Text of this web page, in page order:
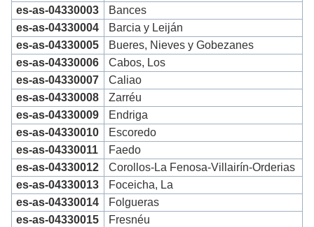
es-as-04330003
Bances
es-as-04330004
Barcia y Leiján
es-as-04330005
Bueres, Nieves y Gobezanes
es-as-04330006
Cabos, Los
es-as-04330007
Caliao
es-as-04330008
Zarréu
es-as-04330009
Endriga
es-as-04330010
Escoredo
es-as-04330011
Faedo
es-as-04330012
Corollos-La Fenosa-Villairín-Orderias
es-as-04330013
Foceicha, La
es-as-04330014
Folgueras
es-as-04330015
Fresnéu